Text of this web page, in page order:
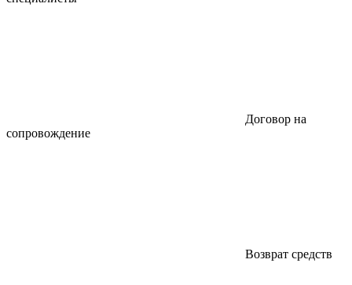
Договор на
сопровождение
Возврат средств